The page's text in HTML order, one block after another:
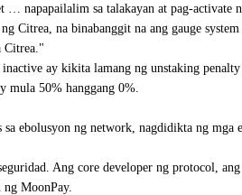
… napapailalim sa talakayan at pag-activate
Citrea, na binabanggit na ang gauge
Citrea."
ay kikita lamang ng unstaking
mula 50% hanggang 0%.
ebolusyon ng network, nagdidikta ng mga
Ang core developer ng protocol,
MoonPay.